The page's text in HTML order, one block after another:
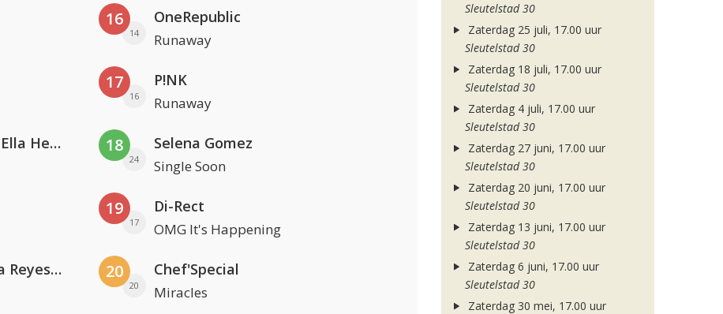
Nathan Dawe, Joel Corry & Ella Henderson
Kris Kross Amsterdam. Sofia Reyes & Tinie Tempah
16
14
OneRepublic
Runaway
17
16
P!NK
Runaway
18
24
Selena Gomez
Single Soon
19
17
Di-Rect
OMG It's Happening
20
20
Chef'Special
Miracles
Sleutelstad 30
Zaterdag 25 juli, 17.00 uur
Sleutelstad 30
Zaterdag 18 juli, 17.00 uur
Sleutelstad 30
Zaterdag 4 juli, 17.00 uur
Sleutelstad 30
Zaterdag 27 juni, 17.00 uur
Sleutelstad 30
Zaterdag 20 juni, 17.00 uur
Sleutelstad 30
Zaterdag 13 juni, 17.00 uur
Sleutelstad 30
Zaterdag 6 juni, 17.00 uur
Sleutelstad 30
Zaterdag 30 mei, 17.00 uur